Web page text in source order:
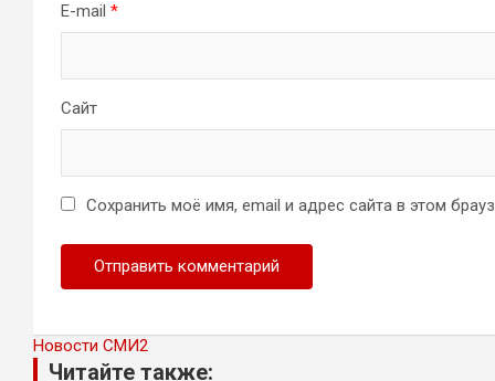
E-mail *
Сайт
Сохранить моё имя, email и адрес сайта в этом
Новости СМИ2
Читайте также: